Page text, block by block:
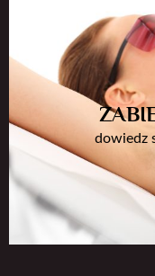
dowiedz